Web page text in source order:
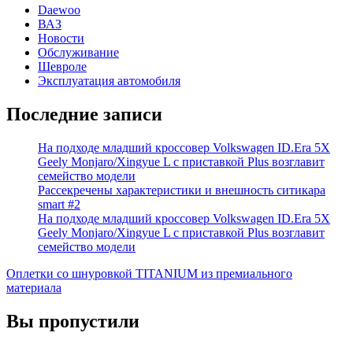
Daewoo
ВАЗ
Новости
Обслуживание
Шевроле
Эксплуатация автомобиля
Последние записи
На подходе младший кроссовер Volkswagen ID.Era 5X
Geely Monjaro/Xingyue L с приставкой Plus возглавит
семейство модели
Рассекречены характеристики и внешность ситикара
smart #2
На подходе младший кроссовер Volkswagen ID.Era 5X
Geely Monjaro/Xingyue L с приставкой Plus возглавит
семейство модели
Оплетки со шнуровкой TITANIUM из премиального
материала
Вы пропустили